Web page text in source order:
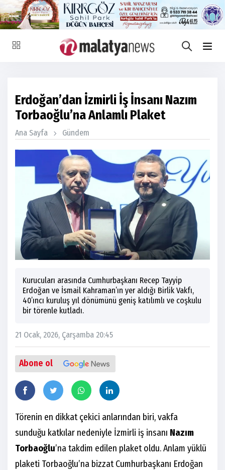
Erdoğan’dan İzmirli İş İnsanı Nazım
Torbaoğlu’na Anlamlı Plaket
Ana Sayfa Gündem
Kurucuları arasında Cumhurbaşkanı Recep Tayyip
Erdoğan ve İsmail Kahraman’ın yer aldığı Birlik Vakfı,
40’ıncı kuruluş yıl dönümünü geniş katılımlı ve coşkulu
bir törenle kutladı.
21 Ocak, 2026, Çarşamba 20:45
Abone ol
Törenin en dikkat çekici anlarından biri, vakfa
sunduğu katkılar nedeniyle İzmirli iş insanı Nazım
Torbaoğlu’na takdim edilen plaket oldu. Anlam yüklü
plaketi Torbaoğlu’na bizzat Cumhurbaşkanı Erdoğan